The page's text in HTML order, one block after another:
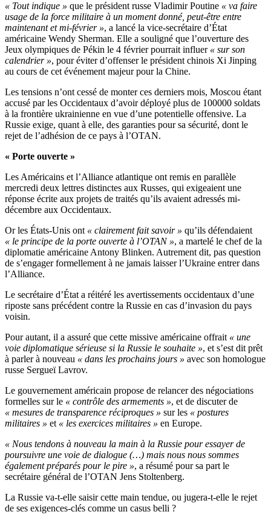
« Tout indique » que le président russe Vladimir Poutine « va faire
usage de la force militaire à un moment donné, peut-être entre
maintenant et mi-février », a lancé la vice-secrétaire d’État
américaine Wendy Sherman. Elle a souligné que l’ouverture des
Jeux olympiques de Pékin le 4 février pourrait influer « sur son
calendrier », pour éviter d’offenser le président chinois Xi Jinping
au cours de cet événement majeur pour la Chine.
Les tensions n’ont cessé de monter ces derniers mois, Moscou étant
accusé par les Occidentaux d’avoir déployé plus de 100000 soldats
à la frontière ukrainienne en vue d’une potentielle offensive. La
Russie exige, quant à elle, des garanties pour sa sécurité, dont le
rejet de l’adhésion de ce pays à l’OTAN.
« Porte ouverte »
Les Américains et l’Alliance atlantique ont remis en parallèle
mercredi deux lettres distinctes aux Russes, qui exigeaient une
réponse écrite aux projets de traités qu’ils avaient adressés mi-
décembre aux Occidentaux.
Or les États-Unis ont « clairement fait savoir » qu’ils défendaient
« le principe de la porte ouverte à l’OTAN », a martelé le chef de la
diplomatie américaine Antony Blinken. Autrement dit, pas question
de s’engager formellement à ne jamais laisser l’Ukraine entrer dans
l’Alliance.
Le secrétaire d’État a réitéré les avertissements occidentaux d’une
riposte sans précédent contre la Russie en cas d’invasion du pays
voisin.
Pour autant, il a assuré que cette missive américaine offrait « une
voie diplomatique sérieuse si la Russie le souhaite », et s’est dit prêt
à parler à nouveau « dans les prochains jours » avec son homologue
russe Sergueï Lavrov.
Le gouvernement américain propose de relancer des négociations
formelles sur le « contrôle des armements », et de discuter de
« mesures de transparence réciproques » sur les « postures
militaires » et « les exercices militaires » en Europe.
« Nous tendons à nouveau la main à la Russie pour essayer de
poursuivre une voie de dialogue (…) mais nous nous sommes
également préparés pour le pire », a résumé pour sa part le
secrétaire général de l’OTAN Jens Stoltenberg.
La Russie va-t-elle saisir cette main tendue, ou jugera-t-elle le rejet
de ses exigences-clés comme un casus belli ?